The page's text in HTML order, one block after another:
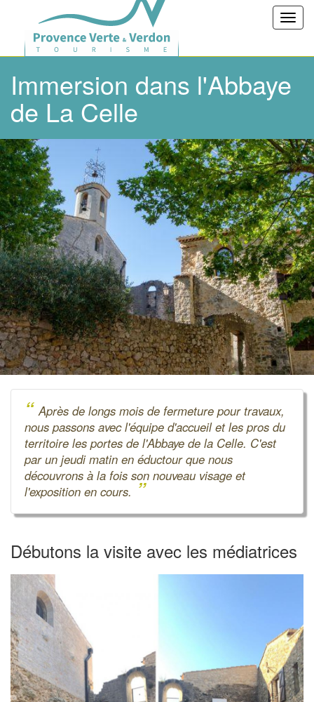
Immersion dans l'Abbaye
de La Celle
“Après de longs mois de fermeture pour travaux,
nous passons avec l'équipe d'accueil et les pros du
territoire les portes de l'Abbaye de la Celle. C'est
par un jeudi matin en éductour que nous
découvrons à la fois son nouveau visage et
l'exposition en cours. ”
Débutons la visite avec les médiatrices